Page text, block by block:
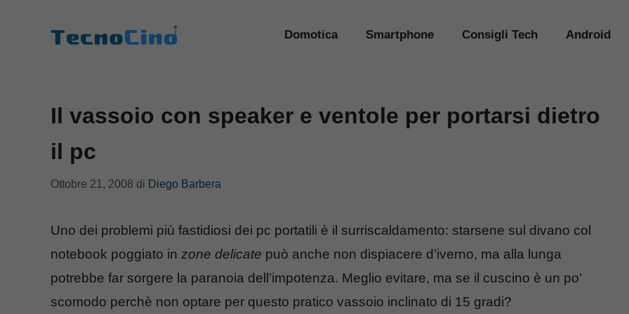
Domotica Smartphone Consigli Tech Android
Il vassoio con speaker e ventole per portarsi dietro
il pc
Ottobre 21, 2008 di Diego Barbera
Uno dei problemi più fastidiosi dei pc portatili è il surriscaldamento: starsene sul divano col
notebook poggiato in zone delicate può anche non dispiacere d’iverno, ma alla lunga
potrebbe far sorgere la paranoia dell’impotenza. Meglio evitare, ma se il cuscino è un po’
scomodo perchè non optare per questo pratico vassoio inclinato di 15 gradi?